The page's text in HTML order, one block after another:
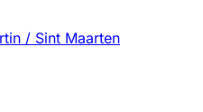
/ Sint Maarten